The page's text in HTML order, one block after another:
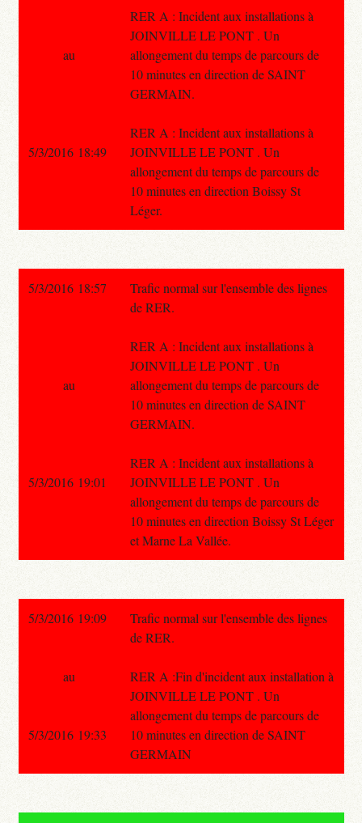
RER A : Incident aux installations à
JOINVILLE LE PONT . Un
allongement du temps de parcours de
10 minutes en direction de SAINT
GERMAIN.
RER A : Incident aux installations à
JOINVILLE LE PONT . Un
allongement du temps de parcours de
10 minutes en direction Boissy St
Léger.
au
5/3/2016 18:49
5/3/2016 18:57
Trafic normal sur l'ensemble des lignes
de RER.
RER A : Incident aux installations à
JOINVILLE LE PONT . Un
allongement du temps de parcours de
10 minutes en direction de SAINT
GERMAIN.
RER A : Incident aux installations à
JOINVILLE LE PONT . Un
allongement du temps de parcours de
10 minutes en direction Boissy St Léger
et Marne La Vallée.
au
5/3/2016 19:01
5/3/2016 19:09
Trafic normal sur l'ensemble des lignes
de RER.
RER A :Fin d'incident aux installation à
JOINVILLE LE PONT . Un
allongement du temps de parcours de
10 minutes en direction de SAINT
GERMAIN
au
5/3/2016 19:33